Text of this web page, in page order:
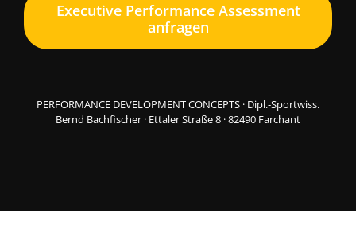
Executive Performance Assessment
anfragen
PERFORMANCE DEVELOPMENT CONCEPTS · Dipl.-Sportwiss.
Bernd Bachfischer · Ettaler Straße 8 · 82490 Farchant